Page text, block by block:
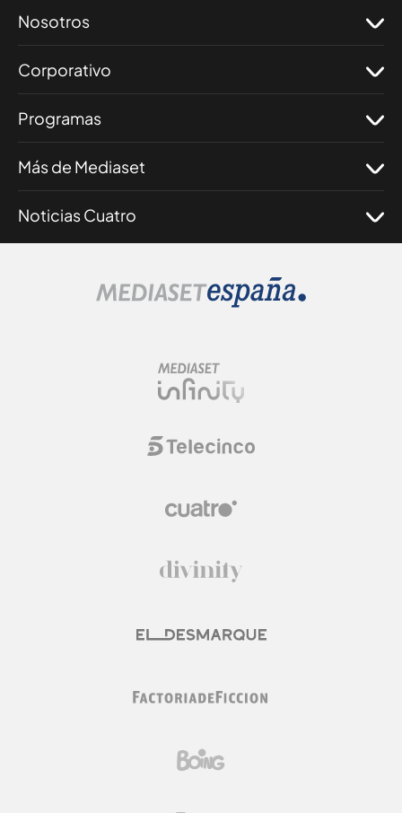
Nosotros
Corporativo
Programas
Más de Mediaset
Noticias Cuatro